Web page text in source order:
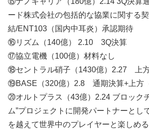
ード株式会社の包括的な協業に関する
結/ENT103（国内中耳炎）承認期待
⑯リズム（140億） 2.10 3Q決算
⑰協立電機（100億）材料なし
⑱セントラル硝子（1430億）2.27 上
⑲BASE（320億）2.8 通期決算+上方（
⑳オルトプラス（43億）2.24 ブロック
ム”プロジェクトに開発パートナーとし
を越えて世界中のプレイヤーと楽しめ